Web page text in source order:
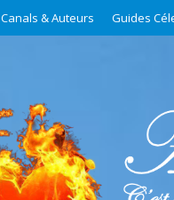
Canals & Auteurs Guides